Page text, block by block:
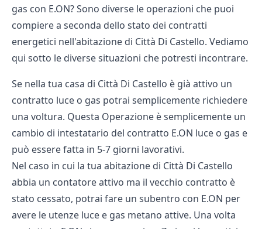
gas con E.ON? Sono diverse le operazioni che puoi
compiere a seconda dello stato dei contratti
energetici nell'abitazione di Città Di Castello. Vediamo
qui sotto le diverse situazioni che potresti incontrare.
Se nella tua casa di Città Di Castello è già attivo un
contratto luce o gas potrai semplicemente richiedere
una voltura. Questa Operazione è semplicemente un
cambio di intestatario del contratto E.ON luce o gas e
può essere fatta in 5-7 giorni lavorativi.
Nel caso in cui la tua abitazione di Città Di Castello
abbia un contatore attivo ma il vecchio contratto è
stato cessato, potrai fare un subentro con E.ON per
avere le utenze luce e gas metano attive. Una volta